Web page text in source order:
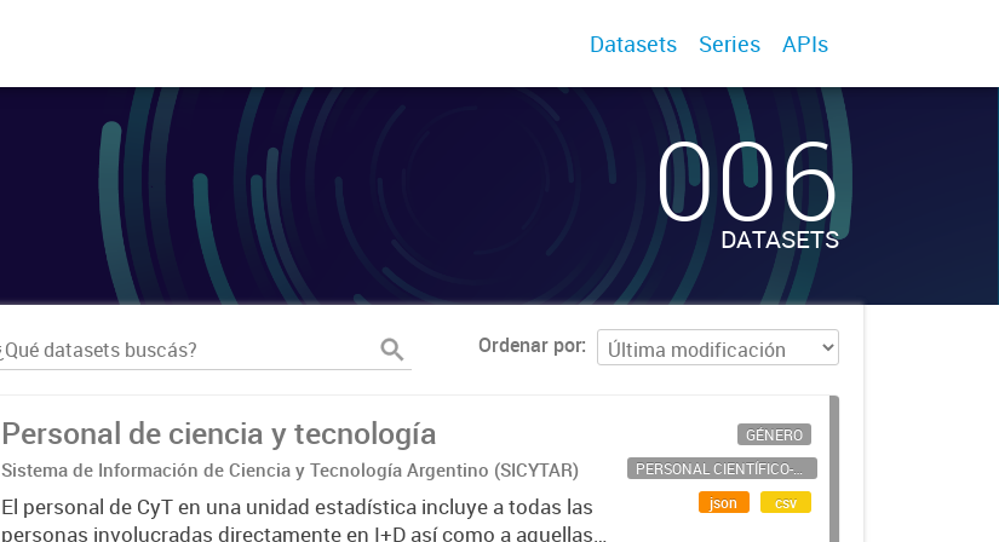
Datasets Series APIs
006
DATASETS
Ordenar por
Personal de ciencia y tecnología
Sistema de Información de Ciencia y Tecnología Argentino (SICYTAR)
El personal de CyT en una unidad estadística incluye a todas las
personas involucradas directamente en I+D así como a aquellas
GÉNERO
PERSONAL CIENTÍFICO-TECNOLÓGICO
json
csv